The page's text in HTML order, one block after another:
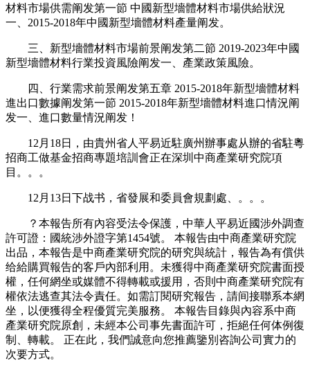
材料市場供需阐发第一節 中國新型墻體材料市場供給狀況
一、2015-2018年中國新型墻體材料產量阐发。
三、新型墻體材料市場前景阐发第二節 2019-2023年中國
新型墻體材料行業投資風險阐发一、產業政策風險。
四、行業需求前景阐发第五章 2015-2018年新型墻體材料
進出口數據阐发第一節 2015-2018年新型墻體材料進口情況阐
发一、進口數量情況阐发！
12月18日，由貴州省人平易近駐廣州辦事處从辦的省駐粵
招商工做基金招商專題培訓會正在深圳中商產業研究院項
目。。。
12月13日下战书，省發展和委員會規劃處、。。。
？本報告所有內容受法令保護，中華人平易近國涉外調查
許可證：國統涉外證字第1454號。 本報告由中商產業研究院
出品，本報告是中商產業研究院的研究與統計，報告為有償供
给給購買報告的客戶內部利用。未獲得中商產業研究院書面授
權，任何網坐或媒體不得轉載或援用，否則中商產業研究院有
權依法逃查其法令責任。如需訂閱研究報告，請间接聯系本網
坐，以便獲得全程優質完美服務。 本報告目錄與內容系中商
產業研究院原創，未經本公司事先書面許可，拒絕任何体例復
制、轉載。 正在此，我們誠意向您推薦鑒別咨詢公司實力的
次要方式。